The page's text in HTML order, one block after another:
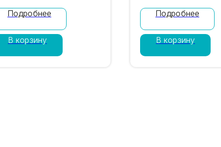
с процессором A18
дисплеем 6,9″, камерой
Мп Pro Fusion и памятью
Цвет чёрный титан,
SIM + eSIM. Проверка
Подробнее
В корзину
A18 Pro, дисплеем
камерой 48 Мп Pro
памятью 1TB. Цвет
титан, nano-SIM +
Проверка IMEI,
Подробнее
В корзину